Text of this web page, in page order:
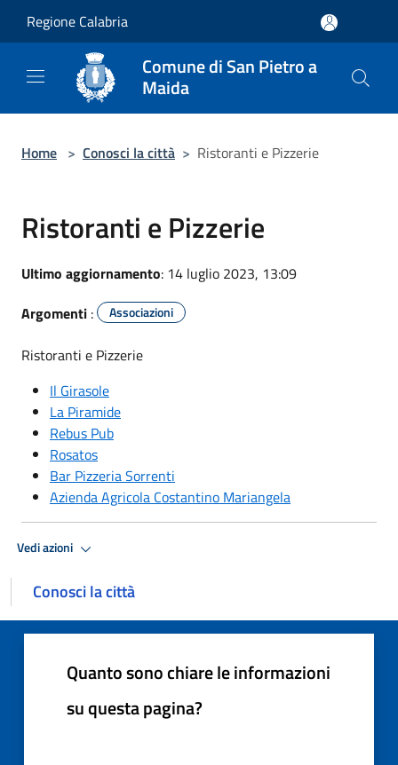
Regione Calabria
Comune di San Pietro a
Maida
Home > Conosci la città > Ristoranti e Pizzerie
Ristoranti e Pizzerie
Ultimo aggiornamento: 14 luglio 2023, 13:09
Argomenti : Associazioni
Ristoranti e Pizzerie
Il Girasole
La Piramide
Rebus Pub
Rosatos
Bar Pizzeria Sorrenti
Azienda Agricola Costantino Mariangela
Vedi azioni
Conosci la città
Quanto sono chiare le informazioni
su questa pagina?